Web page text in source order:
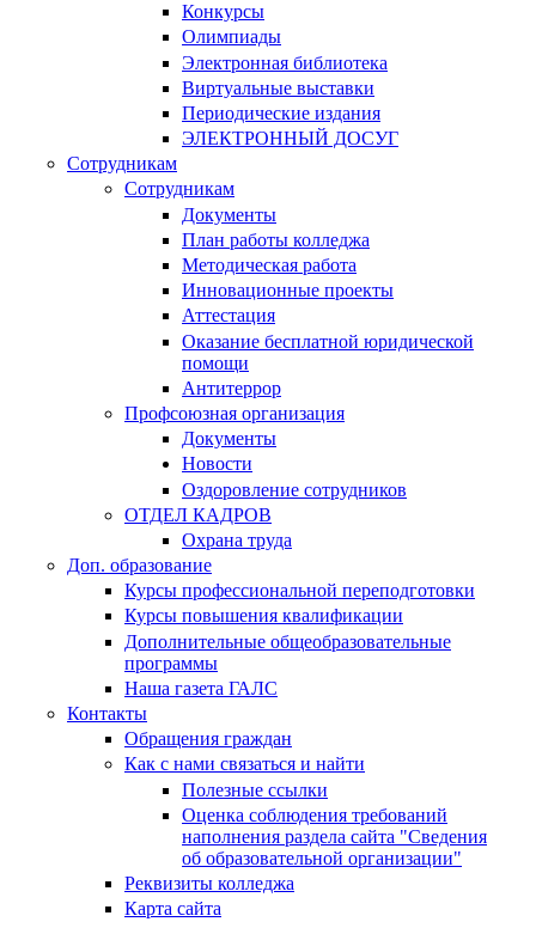
Конкурсы
Олимпиады
Электронная библиотека
Виртуальные выставки
Периодические издания
ЭЛЕКТРОННЫЙ ДОСУГ
Сотрудникам
Сотрудникам
Документы
План работы колледжа
Методическая работа
Инновационные проекты
Аттестация
Оказание бесплатной юридической
помощи
Антитеррор
Профсоюзная организация
Документы
Новости
Оздоровление сотрудников
ОТДЕЛ КАДРОВ
Охрана труда
Доп. образование
Курсы профессиональной переподготовки
Курсы повышения квалификации
Дополнительные общеобразовательные
программы
Наша газета ГАЛС
Контакты
Обращения граждан
Как с нами связаться и найти
Полезные ссылки
Оценка соблюдения требований
наполнения раздела сайта "Сведения
об образовательной организации"
Реквизиты колледжа
Карта сайта